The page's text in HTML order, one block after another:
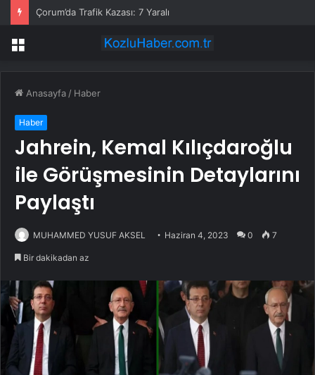
Çorum’da Trafik Kazası: 7 Yaralı
Menü
Anasayfa / Haber
Haber
Jahrein, Kemal Kılıçdaroğlu
ile Görüşmesinin Detaylarını
Paylaştı
MUHAMMED YUSUF AKSEL Haziran 4, 2023 0 7
Bir dakikadan az